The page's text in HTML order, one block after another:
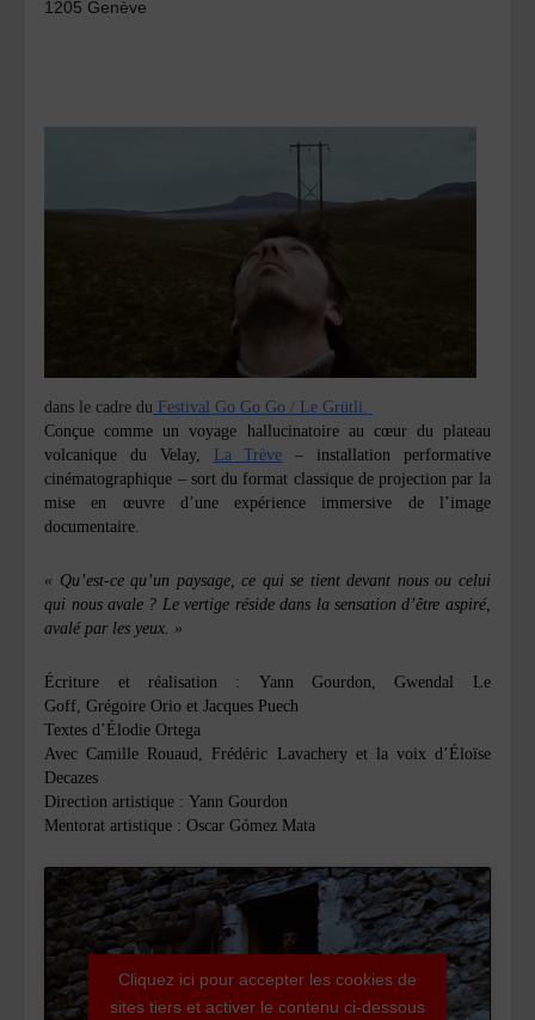
1205 Genève
dans le cadre du Festival Go Go Go / Le Grütli.
Conçue comme un voyage hallucinatoire au cœur du plateau
volcanique du Velay, La Trève – installation performative
cinématographique – sort du format classique de projection par la
mise en œuvre d’une expérience immersive de l’image
documentaire.
« Qu’est-ce qu’un paysage, ce qui se tient devant nous ou celui
qui nous avale ? Le vertige réside dans la sensation d’être aspiré,
avalé par les yeux. »
Écriture et réalisation : Yann Gourdon,Gwendal Le
Goff,Grégoire Orio etJacques Puech
Textes d’Élodie Ortega
AvecCamille Rouaud, Frédéric Lavacheryet la voix d’Éloïse
Decazes
Direction artistique :Yann Gourdon
Mentorat artistique :Oscar Gómez Mata
Cliquez ici pour accepter les cookies de
sites tiers et activer le contenu ci-dessous